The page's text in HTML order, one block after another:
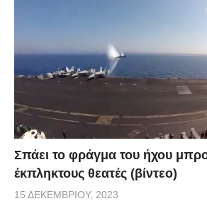
Σπάει το φράγμα του ήχου
έκπληκτους θεατές (βίντεο)
15 ΔΕΚΕΜΒΡΊΟΥ, 2023